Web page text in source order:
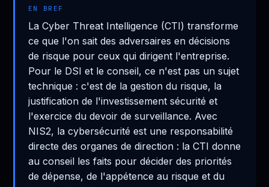
EN BREF
La Cyber Threat Intelligence (CTI) transforme
ce que l'on sait des adversaires en décisions
de risque pour ceux qui dirigent l'entreprise.
Pour le DSI et le conseil, ce n'est pas un sujet
technique : c'est de la gestion du risque, la
justification de l'investissement sécurité et
l'exercice du devoir de surveillance. Avec
NIS2, la cybersécurité est une responsabilité
directe des organes de direction : la CTI donne
au conseil les faits pour décider des priorités
de dépense, de l'appétence au risque et du